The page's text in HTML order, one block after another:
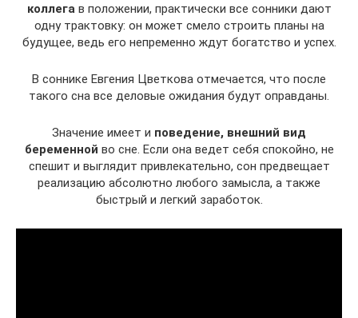
коллегав положении, практически все сонники дают
одну трактовку: он может смело строить планы на
будущее, ведь его непременно ждут богатство и успех.
В соннике Евгения Цветкова отмечается, что после
такого сна все деловые ожидания будут оправданы.
Значение имеет и поведение, внешний вид
беременной во сне. Если она ведет себя спокойно, не
спешит и выглядит привлекательно, сон предвещает
реализацию абсолютно любого замысла, а также
быстрый и легкий заработок.